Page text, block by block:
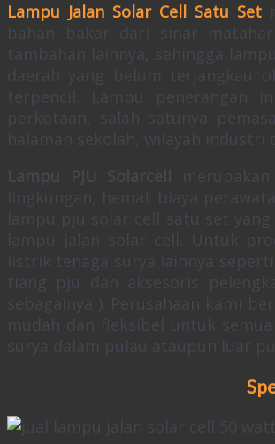
Lampu Jalan Solar Cell Satu Set
bahan bakar dari sinar
tambahan lainnya, sehingga
daerah yang belum terjangkau
terpencil. Lampu penerangan
perkotaan, salah satunya
halaman sekolah, wilayah industri
Lampu PJU Solarcell
lingkungan, hemat biaya
lampu pju solar cell satu set
lampu jalan solar cell. Untuk
listrik tenaga surya lainnya
tiang pju dan aksesoris
sebagainya ). Perusahaan kami
mudah dan fleksibel untuk
surya dalam pulau ataupun luar